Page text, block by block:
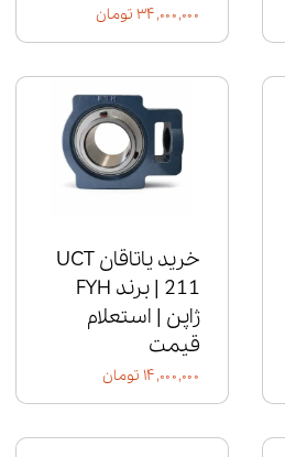
۳۴,۰۰۰,۰۰۰ تومان
خرید یاتاقان UCT
211 | برند FYH
ژاپن | استعلام
قیمت
۱۴,۰۰۰,۰۰۰ تومان